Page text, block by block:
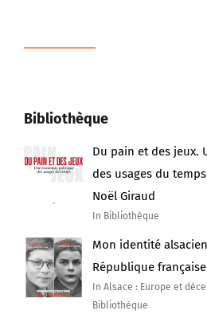
Bibliothèque
Du pain et des jeux.
des usages du
Noël Giraud
In Bibliothèque
Mon identité
République française
In Alsace : Europe et
Bibliothèque